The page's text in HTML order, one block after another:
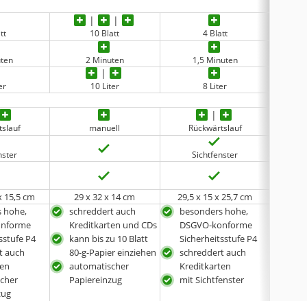
10 Blatt 4 Blatt
2 Minuten 1,5 Minuten
10 Liter 8 Liter
manuell Rückwärtslauf
Sichtfenster
15,5 cm 29 x 32 x 14 cm 29,5 x 15 x 25,7 cm
hohe,
P4
auch
schreddert auch
Kreditkarten und CDs
kann bis zu 10 Blatt
80-g-Papier einziehen
automatischer
Papiereinzug
besonders hohe,
DSGVO-konforme
Sicherheitsstufe P4
schreddert auch
Kreditkarten
mit Sichtfenster